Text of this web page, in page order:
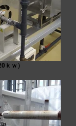
ｋｗ）